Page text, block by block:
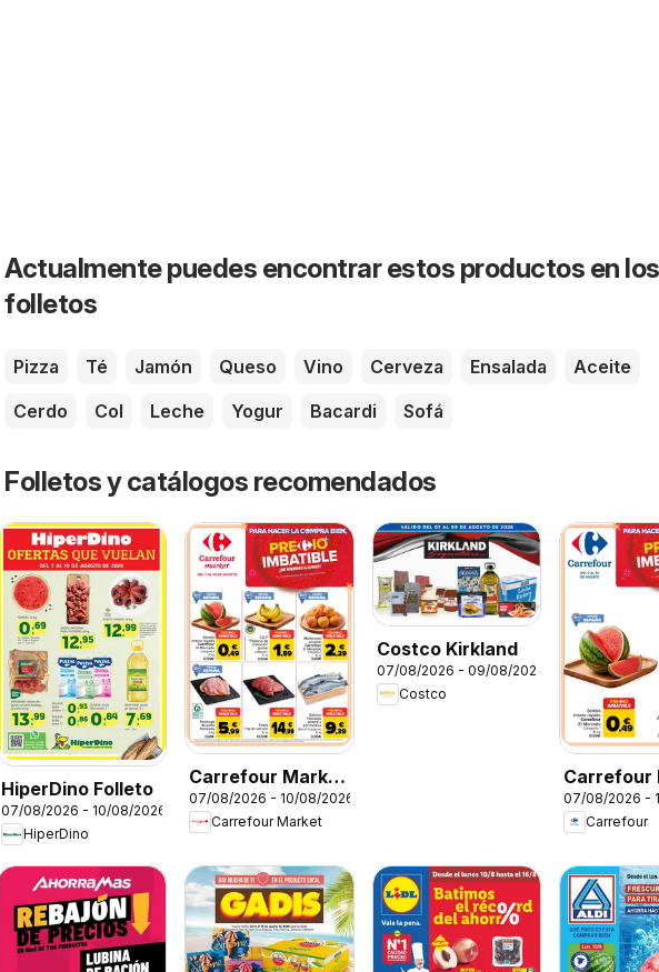
Actualmente puedes encontrar estos productos en los
folletos
Pizza Té Jamón Queso Vino Cerveza Ensalada
Aceite
Cerdo
Col Leche Yogur Bacardi Sofá
Folletos y catálogos recomendados
HiperDino Folleto
07/08/2026 - 10/08/2026
HiperDino
Carrefour Market
Precio Imbatible
07/08/2026 - 10/08/2026
Carrefour Market
Costco Kirkland
07/08/2026 - 09/08/2026
Costco
Carrefour
Imbatible
07/08/2026 -
Carrefour